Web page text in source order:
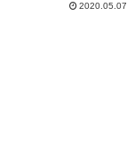
2020.05.07